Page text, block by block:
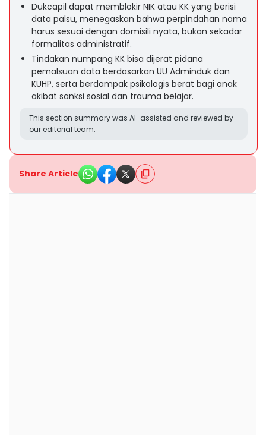
Dukcapil dapat memblokir NIK atau KK yang berisi
data palsu, menegaskan bahwa perpindahan nama
harus sesuai dengan domisili nyata, bukan sekadar
formalitas administratif.
Tindakan numpang KK bisa dijerat pidana
pemalsuan data berdasarkan UU Adminduk dan
KUHP, serta berdampak psikologis berat bagi anak
akibat sanksi sosial dan trauma belajar.
This section summary was AI-assisted and reviewed by
our editorial team.
Share Article